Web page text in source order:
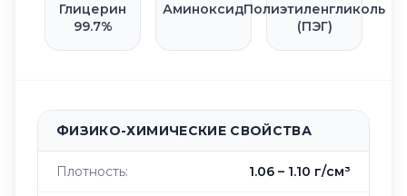
Глицерин
99.7%
АминоксидПолиэтиленгликоль
(ПЭГ)
ФИЗИКО-ХИМИЧЕСКИЕ СВОЙСТВА
Плотность: 1.06 – 1.10 г/см³